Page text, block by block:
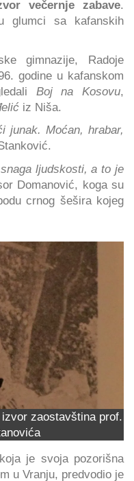
večernje zabave.
glumci sa kafanskih
gimnazije, Radoje
godine u kafanskom
Boj na Kosovu,
iz Niša.
junak. Moćan, hrabar,
ljudskosti, a to je
Domanović, koga su
crnog šešira kojeg
zaostavština prof.
je svoja pozorišna
u Vranju, predvodio je